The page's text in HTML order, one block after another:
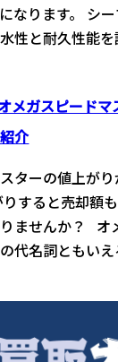
なります。 シ
性と耐久性能
メガスピード
介
ターの値上が
すると売却額も
ませんか？ オ
代名詞ともい